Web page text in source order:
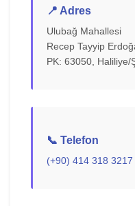
📍 Adres
Ulubağ Mahallesi
Recep Tayyip
PK: 63050, Haliliye/
📞 Telefon
(+90) 414 318 3217